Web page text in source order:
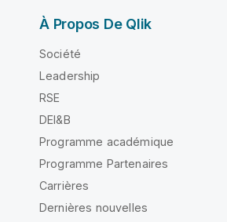
À Propos De Qlik
Société
Leadership
RSE
DEI&B
Programme académique
Programme Partenaires
Carrières
Dernières nouvelles